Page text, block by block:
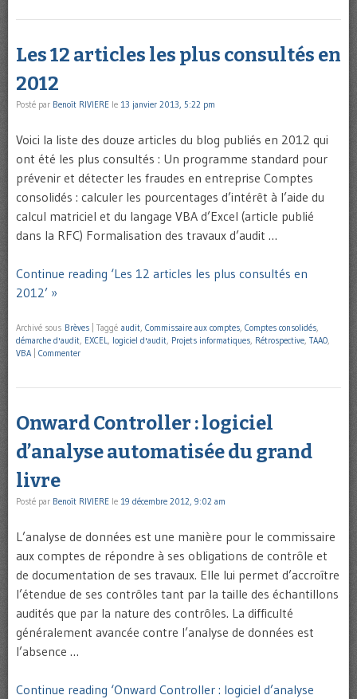
Les 12 articles les plus consultés en
2012
Posté par Benoît RIVIERE le 13 janvier 2013, 5:22 pm
Voici la liste des douze articles du blog publiés en 2012 qui
ont été les plus consultés : Un programme standard pour
prévenir et détecter les fraudes en entreprise Comptes
consolidés : calculer les pourcentages d’intérêt à l’aide du
calcul matriciel et du langage VBA d’Excel (article publié
dans la RFC) Formalisation des travaux d’audit …
Continue reading ‘Les 12 articles les plus consultés en
2012’ »
Archivé sous Brèves Taggé audit, Commissaire aux comptes, Comptes consolidés,
démarche d'audit, EXCEL, logiciel d'audit, Projets informatiques, Rétrospective, TAAO,
VBA
Commenter
Onward Controller : logiciel
d’analyse automatisée du grand
livre
Posté par Benoît RIVIERE le 19 décembre 2012, 9:02 am
L’analyse de données est une manière pour le commissaire
aux comptes de répondre à ses obligations de contrôle et
de documentation de ses travaux. Elle lui permet d’accroître
l’étendue de ses contrôles tant par la taille des échantillons
audités que par la nature des contrôles. La difficulté
généralement avancée contre l’analyse de données est
l’absence …
Continue reading ‘Onward Controller : logiciel d’analyse